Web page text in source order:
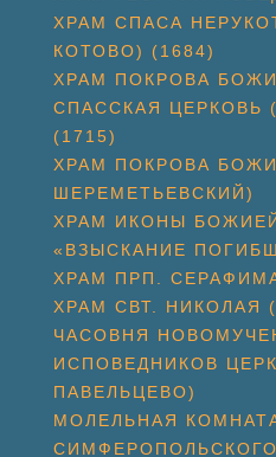
ХРАМ СПАСА
КОТОВО) (1684)
ХРАМ ПОКРОВА
СПАССКАЯ ЦЕРКОВЬ
(1715)
ХРАМ ПОКРОВА
ШЕРЕМЕТЬЕВСКИЙ)
ХРАМ ИКОНЫ
«ВЗЫСКАНИЕ
ХРАМ ПРП.
ХРАМ СВТ. НИКОЛАЯ
ЧАСОВНЯ
ИСПОВЕДНИКОВ
ПАВЕЛЬЦЕВО)
МОЛЕЛЬНАЯ